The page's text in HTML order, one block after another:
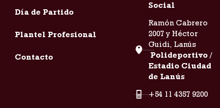
Día de Partido
Plantel Profesional
Contacto
Social
Ramón Cabrero
2007 y Héctor
Guidi, Lanús
Polideportivo /
Estadio Ciudad
de Lanús
+54 11 4357 9200